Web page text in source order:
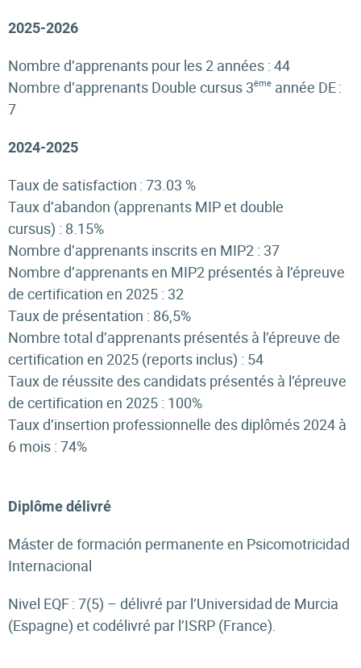
2025-2026
Nombre d’apprenants pour les 2 années : 44
Nombre d’apprenants Double cursus 3ème année DE :
7
2024-2025
Taux de satisfaction : 73.03 %
Taux d’abandon (apprenants MIP et double
cursus) : 8.15%
Nombre d’apprenants inscrits en MIP2 : 37
Nombre d’apprenants en MIP2 présentés à l’épreuve
de certification en 2025 : 32
Taux de présentation : 86,5%
Nombre total d’apprenants présentés à l’épreuve de
certification en 2025 (reports inclus) : 54
Taux de réussite des candidats présentés à l’épreuve
de certification en 2025 : 100%
Taux d’insertion professionnelle des diplômés 2024 à
6 mois : 74%
Diplôme délivré
Másterde formación permanente en Psicomotricidad
Internacional
Nivel EQF : 7(5) – délivré par l’Universidad de Murcia
(Espagne) et codélivré par l’ISRP (France).